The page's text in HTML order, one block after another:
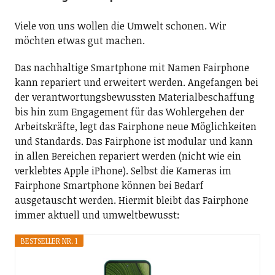
Viele von uns wollen die Umwelt schonen. Wir
möchten etwas gut machen.
Das nachhaltige Smartphone mit Namen Fairphone
kann repariert und erweitert werden. Angefangen bei
der verantwortungsbewussten Materialbeschaffung
bis hin zum Engagement für das Wohlergehen der
Arbeitskräfte, legt das Fairphone neue Möglichkeiten
und Standards. Das Fairphone ist modular und kann
in allen Bereichen repariert werden (nicht wie ein
verklebtes Apple iPhone). Selbst die Kameras im
Fairphone Smartphone können bei Bedarf
ausgetauscht werden. Hiermit bleibt das Fairphone
immer aktuell und umweltbewusst:
BESTSELLER NR. 1